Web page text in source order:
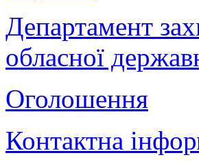
Департамент
обласної
Оголошення
Контактна